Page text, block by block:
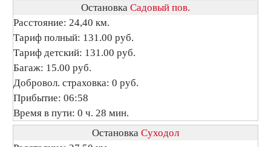
Остановка Садовый пов.
Расстояние: 24,40 км.
Тариф полный: 131.00 руб.
Тариф детский: 131.00 руб.
Багаж: 15.00 руб.
Добровол. страховка: 0 руб.
Прибытие: 06:58
Время в пути: 0 ч. 28 мин.
Остановка Суходол